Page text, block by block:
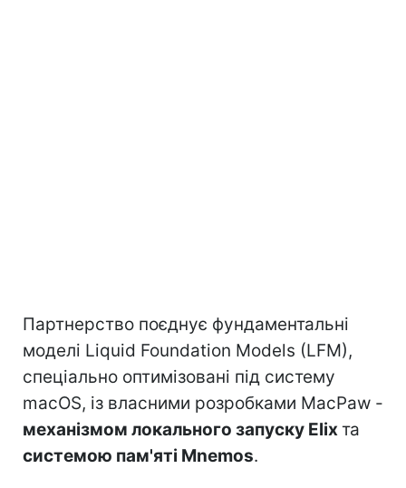
Партнерство поєднує фундаментальні
моделі Liquid Foundation Models (LFM),
спеціально оптимізовані під систему
macOS, із власними розробками MacPaw -
механізмом локального запуску Elixта
системою пам'яті Mnemos.